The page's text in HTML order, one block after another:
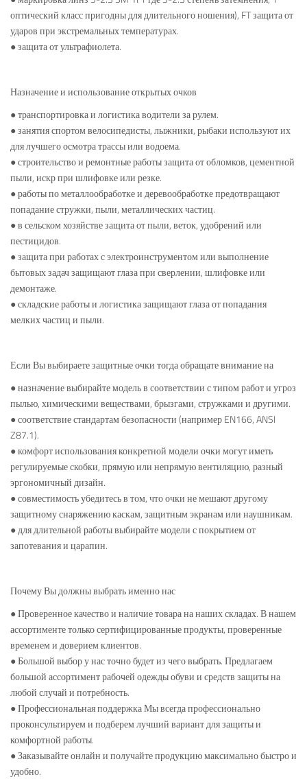
оптический класс пригодны для длительного ношения), FT защита от
ударов при экстремальных температурах.
● защита от ультрафиолета.
Назначение и использование открытых очков
● транспортировка и логистика водители за рулем.
● занятия спортом велосипедисты, лыжники, рыбаки используют их
для лучшего осмотра трассы или водоема.
● строительство и ремонтные работы защита от обломков, цементной
пыли, искр при шлифовке или резке.
● работы по металлообработке и деревообработке предотвращают
попадание стружки, пыли, металлических частиц.
● в сельском хозяйстве защита от пыли, веток, удобрений или
пестицидов.
● защита при работах с электроинструментом или выполнение
бытовых задач защищают глаза при сверлении, шлифовке или
демонтаже.
● складские работы и логистика защищают глаза от попадания
мелких частиц и пыли.
Если Вы выбираете защитные очки тогда обращате внимание на
● назначение выбирайте модель в соответствии с типом работ и угроз
пылью, химическими веществами, брызгами, стружками и другими.
● соответствие стандартам безопасности (например EN166, ANSI
Z87.1).
● комфорт использования конкретной модели очки могут иметь
регулируемые скобки, прямую или непрямую вентиляцию, разный
эргономичный дизайн.
● совместимость убедитесь в том, что очки не мешают другому
защитному снаряжению каскам, защитным экранам или наушникам.
● для длительной работы выбирайте модели с покрытием от
запотевания и царапин.
Почему Вы должны выбрать именно нас
● Проверенное качество и наличие товара на наших складах. В нашем
ассортименте только сертифицированные продукты, проверенные
временем и доверием клиентов.
● Большой выбор у нас точно будет из чего выбрать. Предлагаем
большой ассортимент рабочей одежды обуви и средств защиты на
любой случай и потребность.
● Профессиональная поддержка Мы всегда профессионально
проконсультируем и подберем лучший вариант для защиты и
комфортной работы.
● Заказывайте онлайн и получайте продукцию максимально быстро и
удобно.